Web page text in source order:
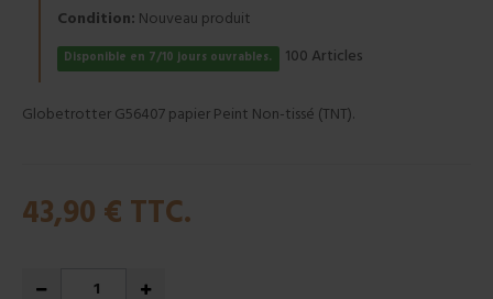
Condition: Nouveau produit
Disponible en 7/10 jours ouvrables. 100 Articles
Globetrotter G56407 papier Peint Non-tissé (TNT).
43,90 € TTC.